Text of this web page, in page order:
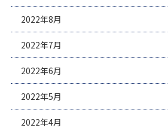
2022年8月
2022年7月
2022年6月
2022年5月
2022年4月